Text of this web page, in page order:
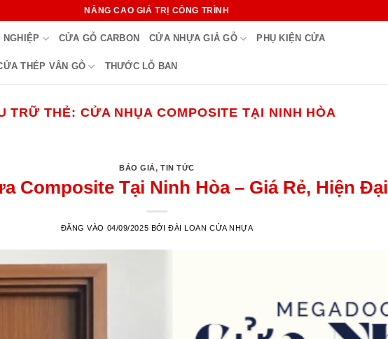
NÂNG CAO GIÁ TRỊ CÔNG TRÌNH
NGHIỆP CỬA GỖ CARBON CỬA NHỰA GIẢ GỖ PHỤ KIỆN CỬA
THÉP VÂN GỖ THƯỚC LỖ BAN
TRỮ THẺ: CỬA NHỤA COMPOSITE TẠI NINH HÒA
BÁO GIÁ,TIN TỨC
Composite Tại Ninh Hòa – Giá Rẻ, Hiện Đại
ĐĂNG VÀO 04/09/2025 BỞI ĐÀI LOAN CỬA NHỰA